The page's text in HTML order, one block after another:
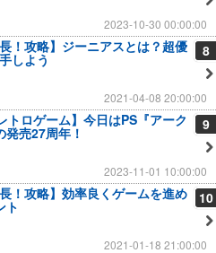
2023-10-30 00:00:00
8
！攻略】ジーニアスとは？超優
しよう
2021-04-08 20:00:00
9
トロゲーム】今日はPS『アーク
売27周年！
2023-11-01 10:00:00
10
！攻略】効率良くゲームを進め
ト
2021-01-18 21:00:00